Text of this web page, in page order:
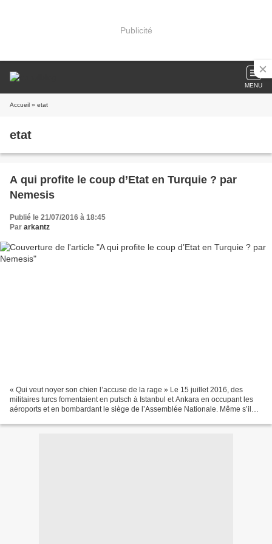
Publicité
MENU
Accueil » etat
etat
A qui profite le coup d’Etat en Turquie ? par
Nemesis
Publié le 21/07/2016 à 18:45
Par arkantz
« Qui veut noyer son chien l’accuse de la rage » Le 15 juillet 2016, des
militaires turcs fomentaient en putsch à Istanbul et Ankara en occupant les
aéroports et en bombardant le siège de l’Assemblée Nationale. Même s’il